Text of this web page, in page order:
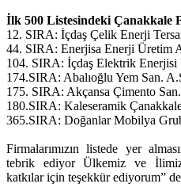
İlk 500 Listesindeki Çanakkale
12. SIRA: İçdaş Çelik Enerji
44. SIRA: Enerjisa Enerji Üretim
104. SIRA: İçdaş Elektrik Enerjisi
174.SIRA: Abalıoğlu Yem San.
175. SIRA: Akçansa Çimento
180.SIRA: Kaleseramik
365.SIRA: Doğanlar Mobilya
Firmalarımızın listede yer
tebrik ediyor Ülkemiz ve İlimiz
katkılar için teşekkür ediyorum”